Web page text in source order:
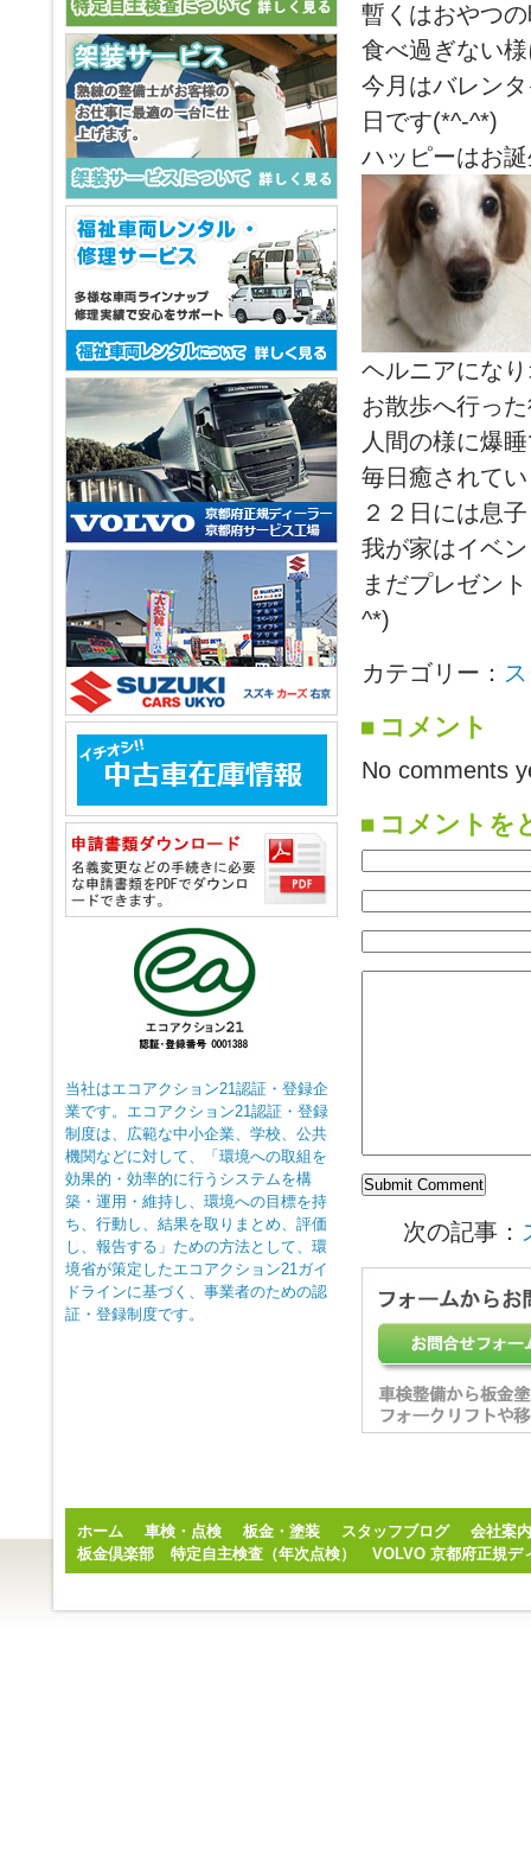
当社はエコアクション21認証・登録企
業です。エコアクション21認証・登録
制度は、広範な中小企業、学校、公共
機関などに対して、「環境への取組を
効果的・効率的に行うシステムを構
築・運用・維持し、環境への目標を持
ち、行動し、結果を取りまとめ、評価
し、報告する」ための方法として、環
境省が策定したエコアクション21ガイ
ドラインに基づく、事業者のための認
証・登録制度です。
暫くはおやつ
食べ過ぎない
今月はバレン
日です(*^-^*)
ハッピーはお
ヘルニアにな
お散歩へ行っ
人間の様に爆
毎日癒されて
２２日には息
我が家はイベ
まだプレゼン
^*)
カテゴリー：
コメント
No comments
コメントを
次の記事：
ホーム 車検・点検 板金・塗装 スタッフブログ
会社案内
板金倶楽部
特定自主検査（年次点検） VOLVO 京都府正規デ